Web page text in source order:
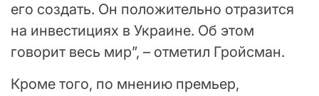
его создать. Он положительно отразится
на инвестициях в Украине. Об этом
говорит весь мир”, – отметил Гройсман.
Кроме того, по мнению премьер,